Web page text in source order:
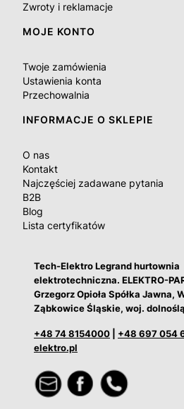
Zwroty i reklamacje
MOJE KONTO
Twoje zamówienia
Ustawienia konta
Przechowalnia
INFORMACJE O SKLEPIE
O nas
Kontakt
Najczęściej zadawane pytania
B2B
Blog
Lista certyfikatów
Tech-Elektro Legrand hurtownia
elektrotechniczna. ELEKTRO-
Grzegorz Opioła Spółka Jawna,
Ząbkowice Śląskie, woj.
+48 74 8154000 +48 697 054
elektro.pl